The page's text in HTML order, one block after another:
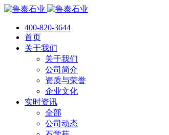
400-820-3644
首页
关于我们
关于我们
公司简介
资质与荣誉
企业文化
实时资讯
全部
公司动态